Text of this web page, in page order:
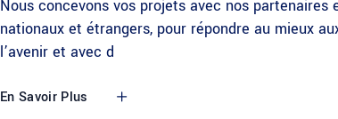
Nous concevons vos projets avec nos partenaires
nationaux et étrangers, pour répondre au mieux
l’avenir et avec d
En Savoir Plus